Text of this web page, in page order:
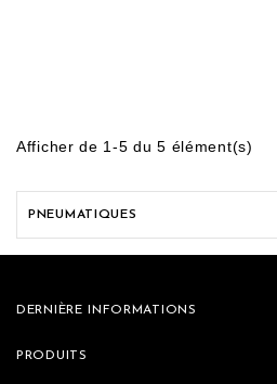
Afficher de 1-5 du 5 élément(s)
PNEUMATIQUES
DERNIÈRE INFORMATIONS
PRODUITS